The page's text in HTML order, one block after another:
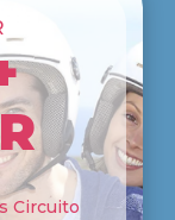
Circuito